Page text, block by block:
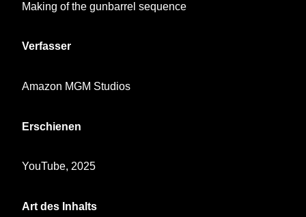
Making of the gunbarrel sequence
Verfasser
Amazon MGM Studios
Erschienen
YouTube, 2025
Art des Inhalts